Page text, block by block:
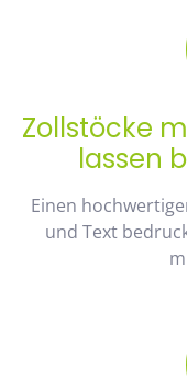
Zollstöcke
lassen
Einen
und Text